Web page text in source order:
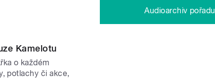
Kamelotu
o každém
potlachy či akce,
Audioarchiv pořadu